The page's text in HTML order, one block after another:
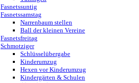
Fasnetssuntig
Fasnetssamstag
Narrenbaum stellen
Ball der kleinen Vereine
Fasnetsfreitag
Schmotziger
Schlüsselübergabe
Kinderumzug
Hexen vor Kinderumzug
Kindergärten & Schulen